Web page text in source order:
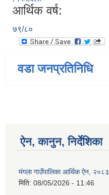
आर्थिक वर्ष:
७९/८०
वडा जनप्रतिनिधि
ऐन, कानुन, निर्देशिका
मंगला गाउँपालिका आर्थिक ऐन, २०८३
मिति: 08/05/2026 - 11:46